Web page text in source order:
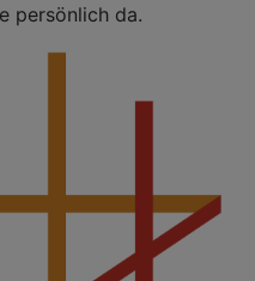
persönlich da.